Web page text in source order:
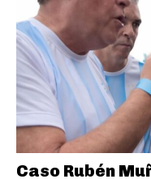
Caso Rubén